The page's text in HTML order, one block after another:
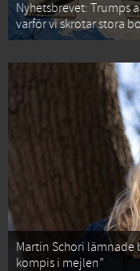
Nyhetsbrevet: Trumps
varför vi skrotar stora
Martin Schori lämnade
kompis i mejlen”